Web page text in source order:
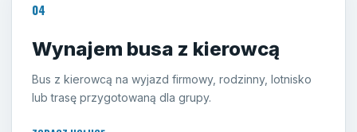
04
Wynajem busa z kierowcą
Bus z kierowcą na wyjazd firmowy, rodzinny, lotnisko
lub trasę przygotowaną dla grupy.